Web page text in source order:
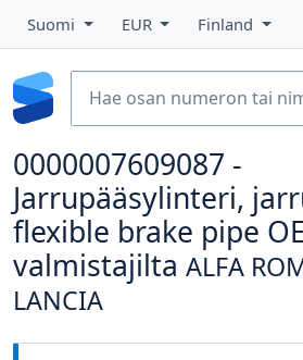
Suomi EUR Finland
0000007609087 -
Jarrupääsylinteri,
flexible brake pipe
valmistajilta ALFA
LANCIA